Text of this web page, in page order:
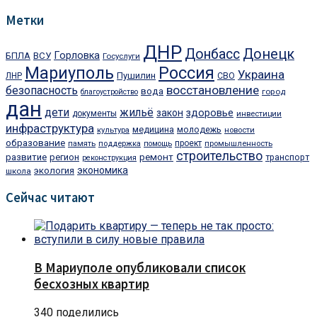
Метки
БПЛА ВСУ Горловка Госуслуги ДНР Донбасс Донецк
ЛНР Мариуполь Пушилин Россия СВО Украина
безопасность благоустройство вода восстановление город
дан дети документы жильё закон здоровье инвестиции
инфраструктура культура медицина молодежь новости
образование память поддержка помощь проект промышленность
развитие регион реконструкция ремонт строительство транспорт
школа экология экономика
Сейчас читают
В Мариуполе опубликовали список
бесхозных квартир
340 поделились